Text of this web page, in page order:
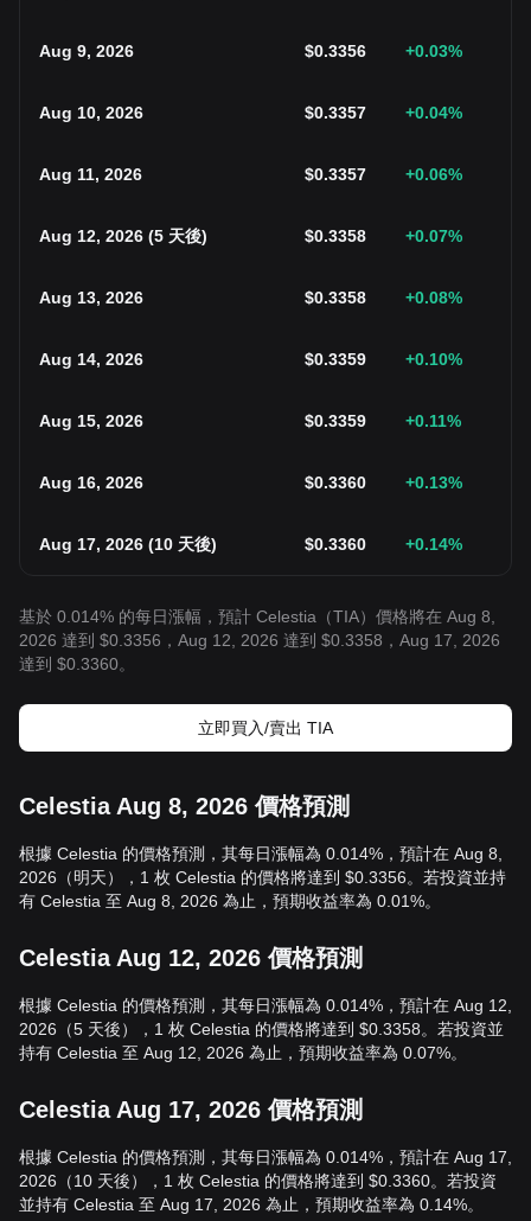
Aug 9, 2026 $0.3356 +0.03%
Aug 10, 2026 $0.3357 +0.04%
Aug 11, 2026 $0.3357 +0.06%
Aug 12, 2026 (5 天後) $0.3358 +0.07%
Aug 13, 2026 $0.3358 +0.08%
Aug 14, 2026 $0.3359 +0.10%
Aug 15, 2026 $0.3359 +0.11%
Aug 16, 2026 $0.3360 +0.13%
Aug 17, 2026 (10 天後) $0.3360 +0.14%
基於 0.014% 的每日漲幅，預計 Celestia（TIA）價格將在 Aug 8,
2026 達到 $0.3356，Aug 12, 2026 達到 $0.3358，Aug 17, 2026
達到 $0.3360。
立即買入/賣出 TIA
Celestia Aug 8, 2026 價格預測
根據 Celestia 的價格預測，其每日漲幅為 0.014%，預計在 Aug 8,
2026（明天），1 枚 Celestia 的價格將達到 $0.3356。若投資並持
有 Celestia 至 Aug 8, 2026 為止，預期收益率為 0.01%。
Celestia Aug 12, 2026 價格預測
根據 Celestia 的價格預測，其每日漲幅為 0.014%，預計在 Aug 12,
2026（5 天後），1 枚 Celestia 的價格將達到 $0.3358。若投資並
持有 Celestia 至 Aug 12, 2026 為止，預期收益率為 0.07%。
Celestia Aug 17, 2026 價格預測
根據 Celestia 的價格預測，其每日漲幅為 0.014%，預計在 Aug 17,
2026（10 天後），1 枚 Celestia 的價格將達到 $0.3360。若投資
並持有 Celestia 至 Aug 17, 2026 為止，預期收益率為 0.14%。